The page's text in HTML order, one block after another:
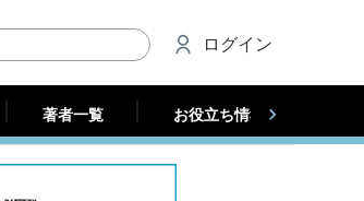
ログイン
著者一覧 お役立ち情報（法人）
著者一覧